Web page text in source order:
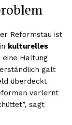
Reformstau ist
kulturelles
eine Haltung
galt
überdeckt
verlernt
sagt